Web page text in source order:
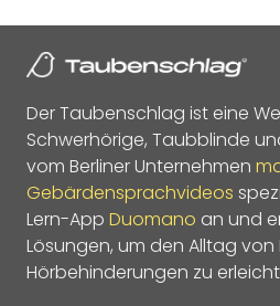
Der Taubenschlag ist eine
Schwerhörige, Taubblinde
vom Berliner Unternehmen
Gebärdensprachvideos
Lern-App Duomano an und
Lösungen, um den Alltag
Hörbehinderungen zu